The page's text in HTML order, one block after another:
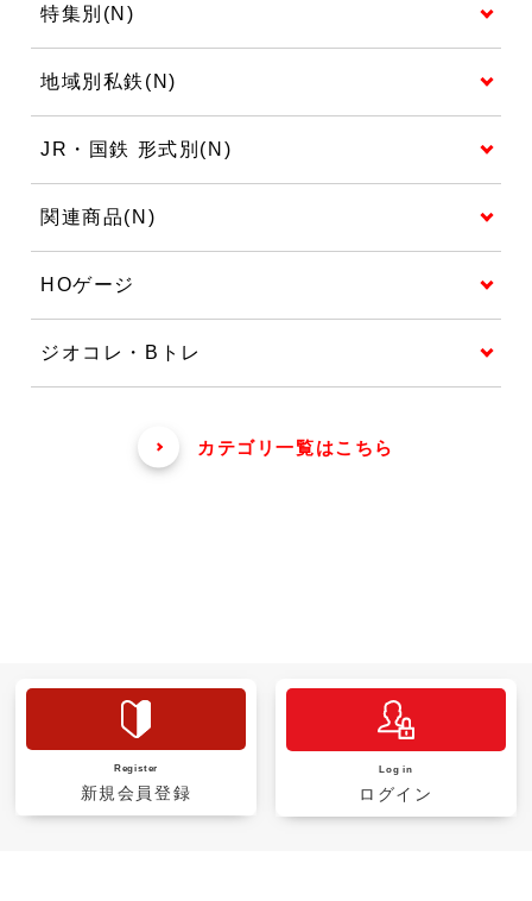
特集別(N)
地域別私鉄(N)
JR・国鉄 形式別(N)
関連商品(N)
HOゲージ
ジオコレ・Bトレ
カテゴリ一覧はこちら
Register
新規会員登録
Log in
ログイン